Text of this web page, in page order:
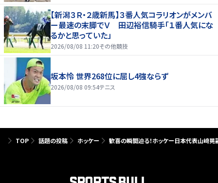
【新潟３Ｒ・２歳新馬】３番人気コラリオンがメンバ
ー最速の末脚でＶ 田辺裕信騎手「１番人気にな
るかと思っていた」
2026/08/08 11:20その他競技
坂本怜 世界268位に屈し4強ならず
2026/08/08 09:54テニス
TOP 話題の投稿 ホッケー 歓喜の瞬間迫る！ホッケー日本代表山﨑晃